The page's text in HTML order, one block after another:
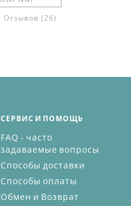
Отзывов (26)
СЕРВИС И ПОМОЩЬ
FAQ - часто
задаваемые вопросы
Способы доставки
Способы оплаты
Обмен и Возврат